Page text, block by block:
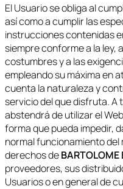
El Usuario se obliga al
así como a cumplir las
instrucciones contenidas
siempre conforme a la ley,
costumbres y a las
empleando su máxima en
cuenta la naturaleza y
servicio del que disfruta. A
abstendrá de utilizar el
forma que pueda impedir,
normal funcionamiento del
derechos deBARTOLOME
proveedores, sus
Usuarios o en general de